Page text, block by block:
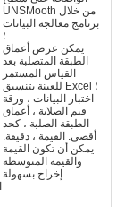
UNSMooth من خلال
برنامج معالجة البيانات
؛
يمكن عرض أعماق
الطبقة المتصلبة بعد
القياس المستمر
للعينة بتنسيق Excel ؛
اختبار البيانات ، ورقة
قيم الصلابة ، أعماق
الطبقة الصلبة ، كحد
أقصى. القيمة ، دقيقة.
يمكن أن تكون القيمة
والقيمة المتوسطة